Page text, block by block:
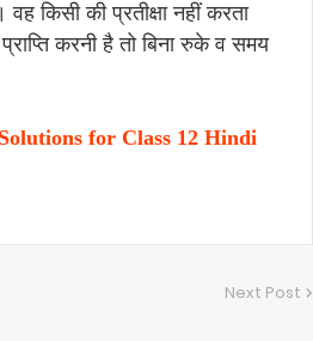
वह किसी की प्रतीक्षा नहीं करता
करनी है तो बिना रुके व समय
for Class 12 Hindi
Next Post